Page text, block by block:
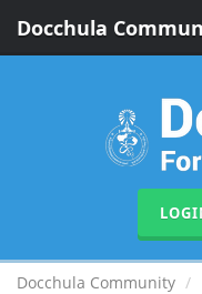
Docchula
Docchula Community